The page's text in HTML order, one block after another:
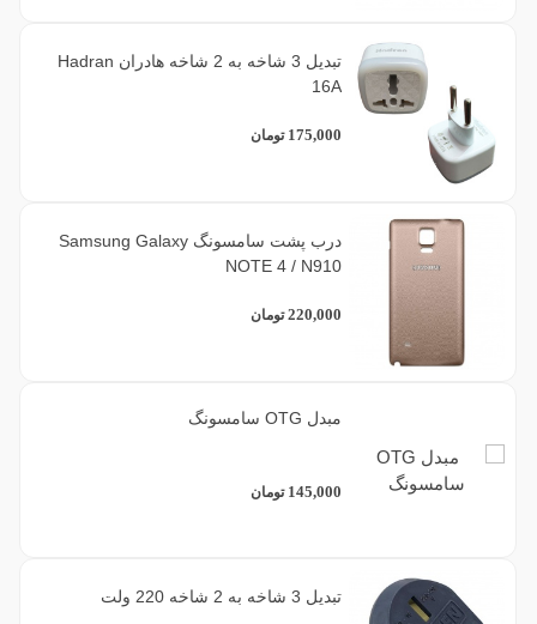
تبدیل 3 شاخه به 2 شاخه هادران Hadran
16A
175,000 تومان
درب پشت سامسونگ Samsung Galaxy
NOTE 4 / N910
220,000 تومان
مبدل OTG سامسونگ
145,000 تومان
تبدیل 3 شاخه به 2 شاخه 220 ولت